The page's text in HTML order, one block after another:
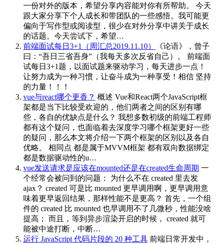
一份对外的版本，希望分享内容能对你有所帮助。 今天
跟大家分享下个人成长和带团队的一些感悟。我可能更
偏向于写作型或阅读型，很少在对外分享中讲关于成长
的话题。今天尝试下，希望…
前端面试每日3+1（周汇总2019.11.10）
《论语》，曾子
曰：“吾日三省吾身”（我每天多次反省自己）。 前端面
试每日3+1题，以面试题来驱动学习，每天进步一点！
让努力成为一种习惯，让奋斗成为一种享受！相信 坚持
的力量！！！
vue与react哪个更香？ 概述 Vue和React两个JavaScript框
架都是当下比较受欢迎的，他们两者之间的区别有哪
些，各自的优缺点是什么？ 我想多数初级的前端工程师
都有这个疑问，也面临着去深度学习哪个框架更好一些
的疑问，那么本文将介绍一下两个框架的区别以及各自
优略。 相同点 都是属于MVVM框架 都有双向数据绑定
都是数据驱动性的u…
vue发送请求是应该在mounted还是在created生命周期 一
个经常会被问到的问题： 为什么不在 created 里去发
ajax？ created 可是比 mounted 更早调用啊，更早调用意
味着更早返回结果，那样性能不是更高？ 首先，一个组
件的 created 比 mounted 也早调用不了几微秒，性能没啥
提高； 而且，等到异步渲染开启的时候， created 就可
能被中途打断，中断…
运行 JavaScript 代码片段的 20 种工具 前端日常开发中，